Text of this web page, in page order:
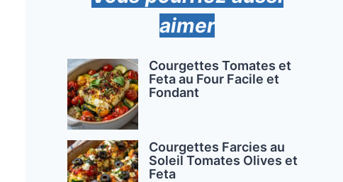
aimer
Courgettes Tomates et
Feta au Four Facile et
Fondant
Courgettes Farcies au
Soleil Tomates Olives et
Feta